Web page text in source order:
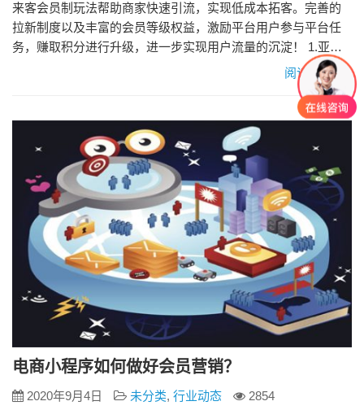
来客会员制玩法帮助商家快速引流，实现低成本拓客。完善的
拉新制度以及丰富的会员等级权益，激励平台用户参与平台任
务，赚取积分进行升级，进一步实现用户流量的沉淀！ 1.亚马
逊Prime会员 早在2005年，亚马逊就推出了Prime会员，核心是
对“会员价值+会员体验”的深度挖掘，提供了购物以外的增值服
务。 CIRP的数据显示，亚马逊Prime会员每年平均在亚马逊消
费1200美元，而非会员仅消费500美元。…
阅读更多»
电商小程序如何做好会员营销？
2020年9月4日 未分类, 行业动态
2854